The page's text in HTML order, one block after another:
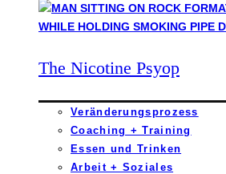
The Nicotine Psyop
Veränderungsprozess
Coaching + Training
Essen und Trinken
Arbeit + Soziales